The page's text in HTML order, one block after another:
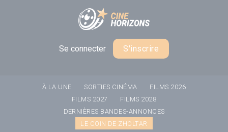
Se connecter S'inscrire
À LA UNE SORTIES CINÉMA
FILMS 2026
FILMS 2027
FILMS 2028
DERNIÈRES BANDES-ANNONCES
LE COIN DE ZHOLTAR
Panneau de gestion des cookies